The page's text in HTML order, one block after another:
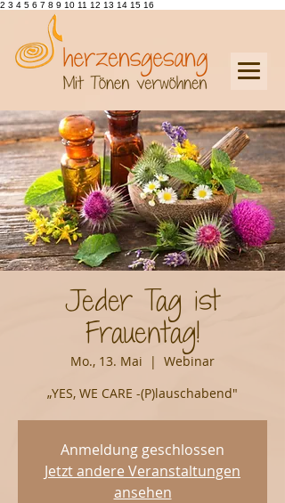
2 3 4 5 6 7 8 9 10 11 12 13 14 15 16
Jeder Tag ist
Frauentag!
Mo., 13. Mai
  |
Webinar
„YES, WE CARE -(P)lauschabend"
Anmeldung geschlossen
Jetzt andere Veranstaltungen
ansehen